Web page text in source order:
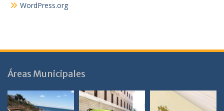
WordPress.org
Áreas Municipales